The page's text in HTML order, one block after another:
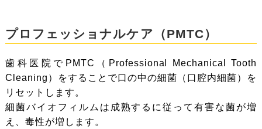
プロフェッショナルケア（PMTC）
歯科医院でPMTC（Professional Mechanical Tooth
Cleaning）をすることで口の中の細菌（口腔内細菌）を
リセットします。
細菌バイオフィルムは成熟するに従って有害な菌が増
え、毒性が増します。